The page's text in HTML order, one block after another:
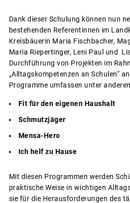
Dank dieser Schulung können nun
bestehenden Referentinnen im
Kreisbäuerin Maria Fischbacher,
Maria Riepertinger, Leni Paul und
Durchführung von Projekten im
„Alltagskompetenzen an Schulen“
Programme umfassen unter
Fit für den eigenen Haushalt
Schmutzjäger
Mensa-Hero
Ich helf zu Hause
Mit diesen Programmen werden
praktische Weise in wichtigen
sie für die Herausforderungen des